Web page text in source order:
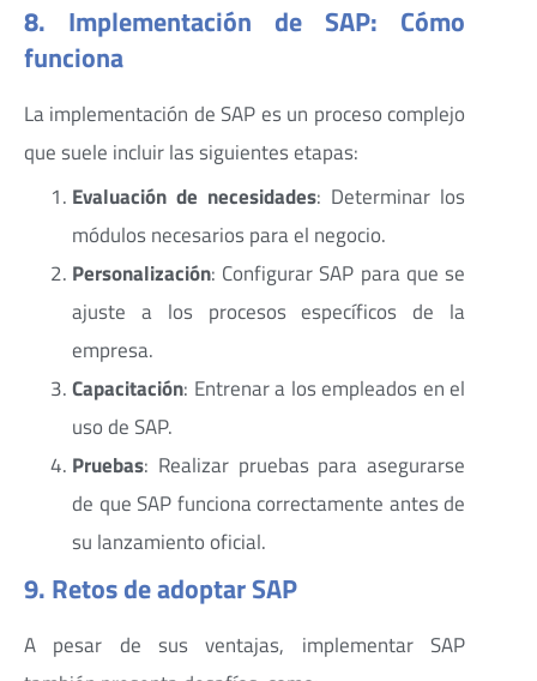
8. Implementación de SAP: Cómo
funciona
La implementación de SAP es un proceso complejo
que suele incluir las siguientes etapas:
Evaluación de necesidades: Determinar los
módulos necesarios para el negocio.
Personalización: Configurar SAP para que se
ajuste a los procesos específicos de la
empresa.
Capacitación: Entrenar a los empleados en el
uso de SAP.
Pruebas: Realizar pruebas para asegurarse
de que SAP funciona correctamente antes de
su lanzamiento oficial.
9. Retos de adoptar SAP
A pesar de sus ventajas, implementar SAP